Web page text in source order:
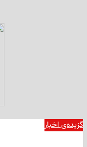
گزیده‌ی‌ اخبار